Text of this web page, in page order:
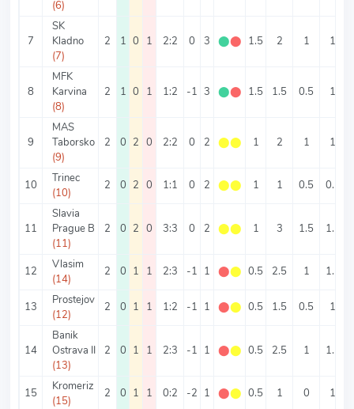
(6)
7
SK
Kladno
(7)
2 1 0 1 2:2 0 3 ⬤⬤ 1.5 2 1 1
8
MFK
Karvina
(8)
2 1 0 1 1:2 -1 3 ⬤⬤ 1.5 1.5 0.5 1
9
MAS
Taborsko
(9)
2 0 2 0 2:2 0 2 ⬤⬤ 1 2 1 1
10
Trinec
(10)
2 0 2 0 1:1 0 2 ⬤⬤ 1 1 0.5 0.5
11
Slavia
Prague B
(11)
2 0 2 0 3:3 0 2 ⬤⬤ 1 3 1.5 1.5
12
Vlasim
(14)
2 0 1 1 2:3 -1 1 ⬤⬤ 0.5 2.5 1 1.5
13
Prostejov
(12)
2 0 1 1 1:2 -1 1 ⬤⬤ 0.5 1.5 0.5 1
14
Banik
Ostrava II
(13)
2 0 1 1 2:3 -1 1 ⬤⬤ 0.5 2.5 1 1.5
15
Kromeriz
(15)
2 0 1 1 0:2 -2 1 ⬤⬤ 0.5 1 0 1